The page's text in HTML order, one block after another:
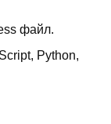
файл.
Python,